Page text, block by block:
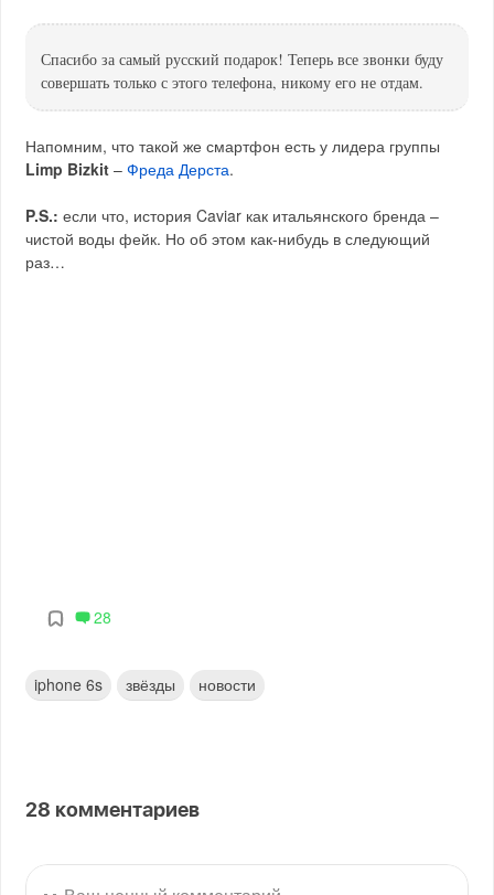
Спасибо за самый русский подарок! Теперь все звонки буду
совершать только с этого телефона, никому его не отдам.
Напомним, что такой же смартфон есть у лидера группы
Limp Bizkit –Фреда Дерста.
P.S.: если что, история Caviar как итальянского бренда –
чистой воды фейк. Но об этом как-нибудь в следующий
раз…
28
iphone 6s звёзды новости
28 комментариев